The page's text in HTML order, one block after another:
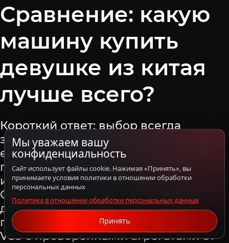
Сравнение: какую
машину купить
девушке из китая
лучше всего?
Короткий ответ: выбор всегда
зависит от заложенного бюджета и
ежедневных задач — для плотного
городского трафика и парковок
идеален компактный кроссовер
Geely Coolray с турбомотором 1.5 л, а
для максимальной надежности и
практичности лучше подойдет Jetta
VS5 с проверенными агрегатами от
Мы уважаем вашу
конфиденциальность
Сайт использует файлы cookie. Нажимая «Принять», вы
принимаете условия политики в отношении обработки
персональных данных
Политика в отношении обработки персональных данных
Принять